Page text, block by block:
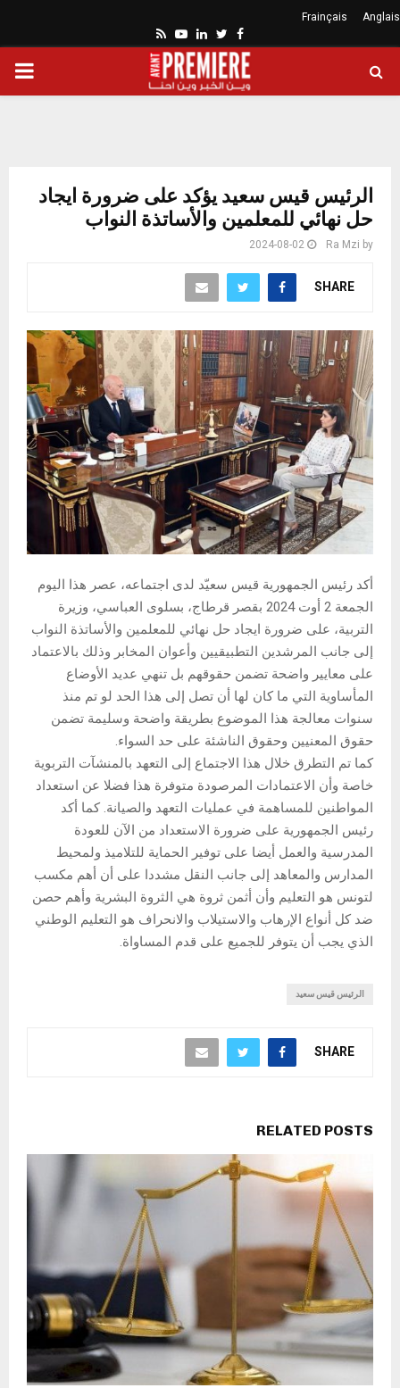
Anglais
Frainçais
Facebook
Twitter
Linkedin
Youtube
Rss
الرئيس قيس سعيد يؤكد على ضرورة ايجاد
حل نهائي للمعلمين والأساتذة النواب
by
Ra Mzi
2024-08-02
SHARE
أكد رئيس الجمهورية قيس سعيّد لدى اجتماعه، عصر هذا اليوم
الجمعة 2 أوت 2024 بقصر قرطاج، بسلوى العباسي، وزيرة
التربية، على ضرورة ايجاد حل نهائي للمعلمين والأساتذة النواب
إلى جانب المرشدين التطبيقيين وأعوان المخابر وذلك بالاعتماد
على معايير واضحة تضمن حقوقهم بل تنهي عديد الأوضاع
المأساوية التي ما كان لها أن تصل إلى هذا الحد لو تم منذ
سنوات معالجة هذا الموضوع بطريقة واضحة وسليمة تضمن
حقوق المعنيين وحقوق الناشئة على حد السواء.
كما تم التطرق خلال هذا الاجتماع إلى التعهد بالمنشآت التربوية
خاصة وأن الاعتمادات المرصودة متوفرة هذا فضلا عن استعداد
المواطنين للمساهمة في عمليات التعهد والصيانة. كما أكد
رئيس الجمهورية على ضرورة الاستعداد من الآن للعودة
المدرسية والعمل أيضا على توفير الحماية للتلاميذ ولمحيط
المدارس والمعاهد إلى جانب النقل مشددا على أن أهم مكسب
لتونس هو التعليم وأن أثمن ثروة هي الثروة البشرية وأهم حصن
ضد كل أنواع الإرهاب والاستيلاب والانحراف هو التعليم الوطني
الذي يجب أن يتوفر للجميع على قدم المساواة.
الرئيس قيس سعيد
SHARE
RELATED POSTS